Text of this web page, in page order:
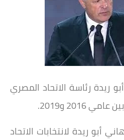
رئاسة الاتحاد المصري
2016 و2019.
أبو ريدة لانتخابات الاتحاد